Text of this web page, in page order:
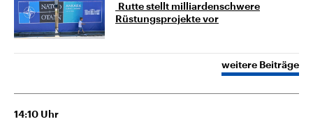
Rutte stellt milliardenschwere
Rüstungsprojekte vor
weitere Beiträge
14:10 Uhr